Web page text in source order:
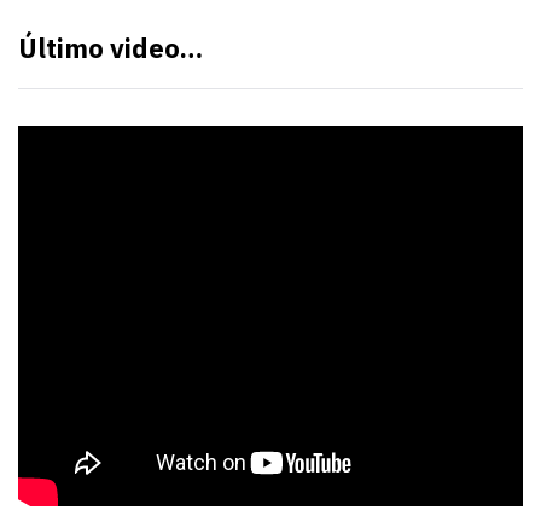
Último video…